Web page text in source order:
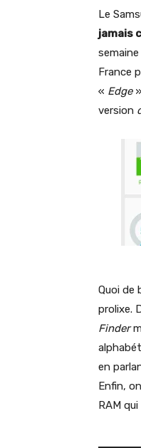
Le
jamais
France
« Edge»
version
Quoi de
prolixe.
Finder
en
Enfin,
RAM